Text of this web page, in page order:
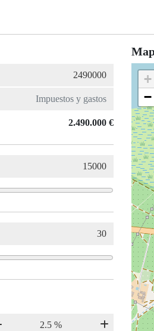
2.490.000 €
+
−